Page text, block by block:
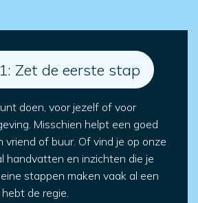
Zet de eerste stap
doen, voor jezelf of voor
Misschien helpt een goed
vriend of buur. Of vind je op onze
handvatten en inzichten die je
stappen maken vaak al een
de regie.